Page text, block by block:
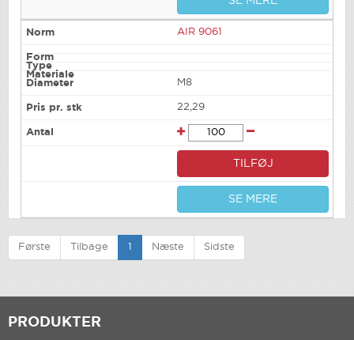
AIR 9061
M8
22,29
TILFØJ
SE MERE
Første Tilbage 1 Næste Sidste
PRODUKTER